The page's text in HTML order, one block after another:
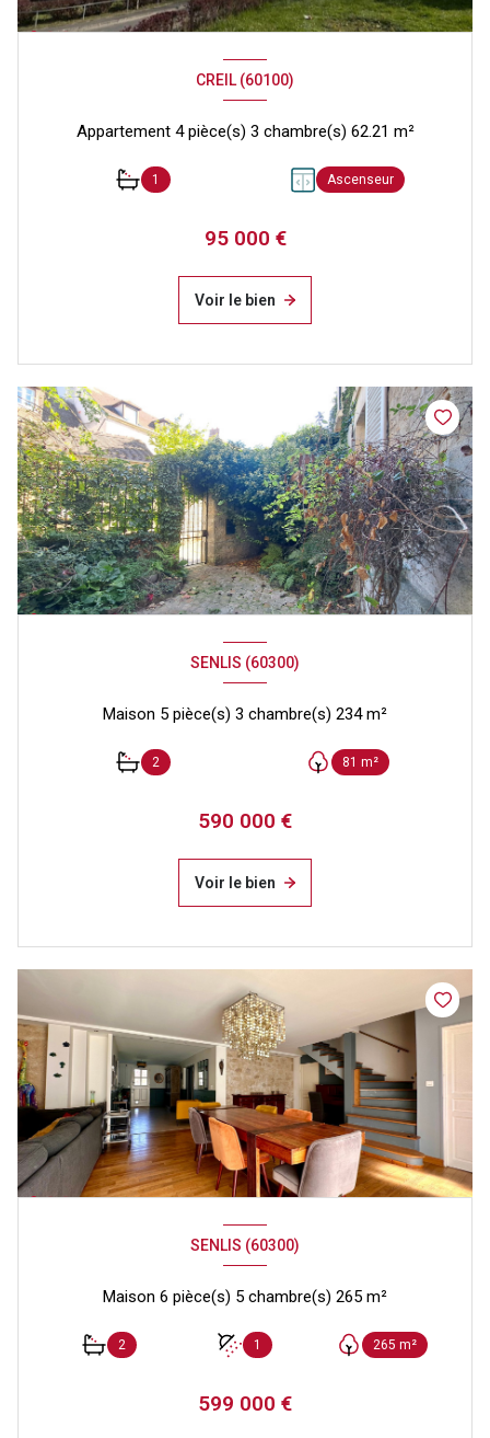
CREIL (60100)
Appartement 4 pièce(s) 3 chambre(s) 62.21 m²
1 Ascenseur
95 000 €
Voir le bien
SENLIS (60300)
Maison 5 pièce(s) 3 chambre(s) 234 m²
2 81 m²
590 000 €
Voir le bien
SENLIS (60300)
Maison 6 pièce(s) 5 chambre(s) 265 m²
2 1 265 m²
599 000 €